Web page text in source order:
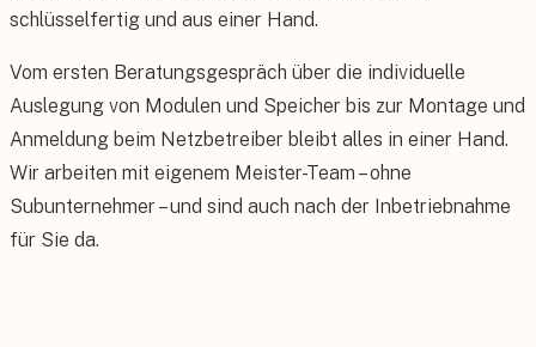
schlüsselfertig und aus einer Hand.
Vom ersten Beratungsgespräch über die individuelle
Auslegung von Modulen und Speicher bis zur Montage und
Anmeldung beim Netzbetreiber bleibt alles in einer Hand.
Wir arbeiten mit eigenem Meister-Team – ohne
Subunternehmer – und sind auch nach der Inbetriebnahme
für Sie da.